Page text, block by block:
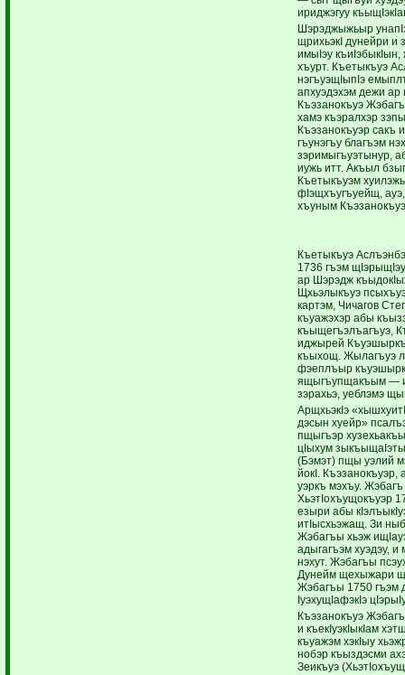
ириджэгуу
Шэрэджыжьыр
щрихьэкI дунейри и
имыIэу
хъурт. Къетыкъуэ
нэгъуэщIыпIэ
апхуэдэхэм дежи
Къэзанокъуэ
хамэ къэралхэр
Къэзанокъуэр сакъ
гъунэгъу благъэм
зэримыгъуэтынур,
иужь итт. Акъыл
Къетыкъуэм
фIэщхъугъуейщ,
хъуным
Къетыкъуэ
1736 гъэм
ар Шэрэдж
Щхьэлыкъуэ
картэм, Чичагов
къуажэхэр абы
къыщегъэлъагъуэ,
иджырей
къыхощ. Жылагъуэ
фэеплъыр
ящыгъупщакъым — и
зэрахьэ, уеблэмэ
АрщхьэкIэ
дэсын хуейр»
пщыгъэр
цIыхум
(Бэмэт) пщы уэлий
йокI. Къэзанокъуэр,
уэркъ мэхъу.
ХьэтIохъущокъуэр
езыри абы
итIысхьэжащ. Зи
Жэбагъы хьэж
адыгагъэм хуэдэу,
нэхут. Жэбагъы
Дунейм щехыжари
Жэбагъы 1750 гъэм
IуэхущIафэкIэ
Къэзанокъуэ
и къекIуэкIыкIам
къуажэм хэкIыу
нобэр къыздэсми
Зеикъуэ